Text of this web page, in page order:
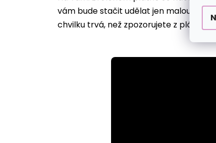
vám bude stačit udělat jen malou
chvilku trvá, než zpozorujete z plátna